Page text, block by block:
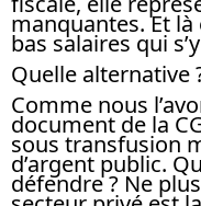
manquantes. Et
bas salaires qui
Quelle alternative
Comme nous
document de la
sous transfusion
d’argent public.
défendre ? Ne